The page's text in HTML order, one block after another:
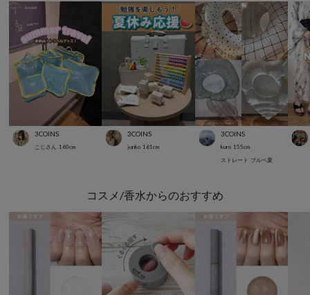
3COINS
こじさん 160cm
3COINS
junko 161cm
3COINS
kuro 155cm
ストレート ブルベ夏
コスメ/香水からのおすすめ